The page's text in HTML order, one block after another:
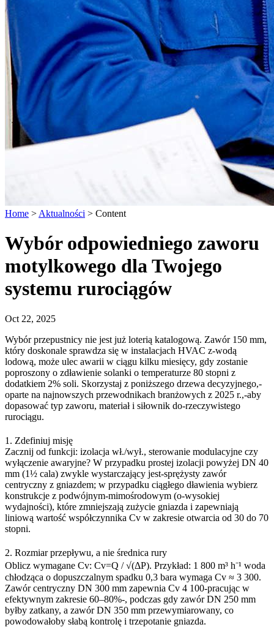
Home > Aktualności > Content
Wybór odpowiedniego zaworu
motylkowego dla Twojego
systemu rurociągów
Oct 22, 2025
Wybór przepustnicy nie jest już loterią katalogową. Zawór 150 mm,
który doskonale sprawdza się w instalacjach HVAC z-wodą
lodową, może ulec awarii w ciągu kilku miesięcy, gdy zostanie
poproszony o zdławienie solanki o temperaturze 80 stopni z
dodatkiem 2% soli. Skorzystaj z poniższego drzewa decyzyjnego,-
oparte na najnowszych przewodnikach branżowych z 2025 r.,-aby
dopasować typ zaworu, materiał i siłownik do-rzeczywistego
rurociągu.
1. Zdefiniuj misję
Zacznij od funkcji: izolacja wł./wył., sterowanie modulacyjne czy
wyłączenie awaryjne? W przypadku prostej izolacji powyżej DN 40
mm (1½ cala) zwykle wystarczający jest-sprężysty zawór
centryczny z gniazdem; w przypadku ciągłego dławienia wybierz
konstrukcje z podwójnym-mimośrodowym (o-wysokiej
wydajności), które zmniejszają zużycie gniazda i zapewniają
liniową wartość współczynnika Cv w zakresie otwarcia od 30 do 70
stopni.
2. Rozmiar przepływu, a nie średnica rury
Oblicz wymagane Cv: Cv=Q / √(ΔP). Przykład: 1 800 m³ h⁻¹ woda
chłodząca o dopuszczalnym spadku 0,3 bara wymaga Cv ≈ 3 300.
Zawór centryczny DN 300 mm zapewnia Cv 4 100-pracując w
efektywnym zakresie 60–80%-, podczas gdy zawór DN 250 mm
byłby zatkany, a zawór DN 350 mm przewymiarowany, co
powodowałoby słabą kontrolę i trzepotanie gniazda.